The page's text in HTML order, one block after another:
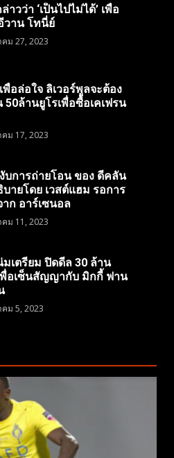
าวว่า ‘เป็นไปไม่ได้’ เพื่อ
าน โทนี่ย์
คม 27, 2023
พื่อล่อใจ ลิเวอร์พูลจะต้อง
50ล้านยูโรเพื่อซื้อเคเฟรน
คม 17, 2023
บการถ่ายโอน ของ ดีคลัน
บายโดย เวสต์แฮม รอการ
ก อาร์เซนอล
คม 11, 2023
เตรียม ปิดดีล 30 ล้าน
อเซ็นสัญญากับ มิกกี้ ฟาน
คม 5, 2023